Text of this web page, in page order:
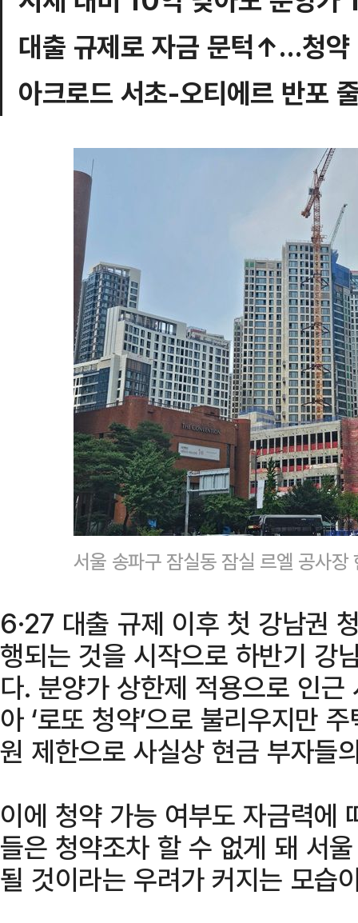
대출 규제로 자금 문턱↑…청
아크로드 서초-오티에르 반포
서울 송파구 잠실동 잠실 르엘 공사
6·27 대출 규제 이후 첫 강남권
행되는 것을 시작으로 하반기 강
다. 분양가 상한제 적용으로 인
아 ‘로또 청약’으로 불리우지만
원 제한으로 사실상 현금 부자들
이에 청약 가능 여부도 자금력에
들은 청약조차 할 수 없게 돼 서
될 것이라는 우려가 커지는 모습